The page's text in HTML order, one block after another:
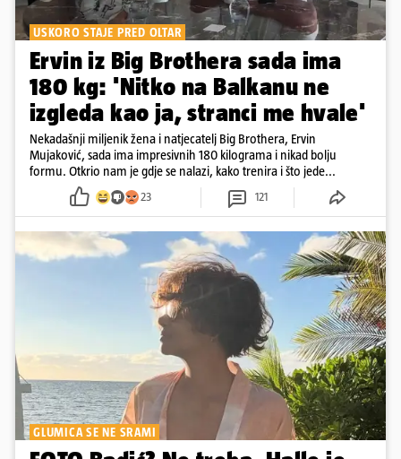
USKORO STAJE PRED OLTAR
Ervin iz Big Brothera sada ima
180 kg: 'Nitko na Balkanu ne
izgleda kao ja, stranci me hvale'
Nekadašnji miljenik žena i natjecatelj Big Brothera, Ervin
Mujaković, sada ima impresivnih 180 kilograma i nikad bolju
formu. Otkrio nam je gdje se nalazi, kako trenira i što jede...
23 121
GLUMICA SE NE SRAMI